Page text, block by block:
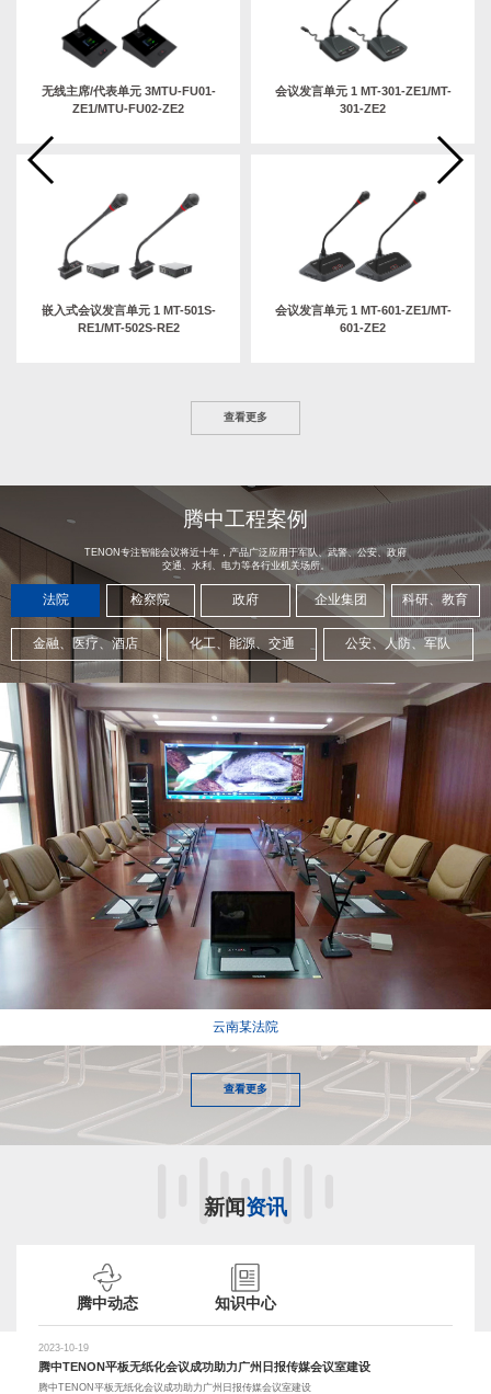
无线主席/代表单元 3MTU-FU01-
ZE1/MTU-FU02-ZE2
嵌入式会议发言单元 1 MT-501S-
RE1/MT-502S-RE2
会议发言单元 1 MT-301-ZE1/MT-
301-ZE2
会议发言单元 1 MT-601-ZE1/MT-
601-ZE2
查看更多
腾中工程案例
TENON专注智能会议将近十年，产品广泛应用于军队、武警、公安、政府
交通、水利、电力等各行业机关场所。
法院 检察院 政府 企业集团 科研、教育
金融、医疗、酒店 化工、能源、交通 公安、人防、军队
云南某法院
查看更多
新闻 资讯
腾中动态 知识中心
2023-10-19
腾中TENON平板无纸化会议成功助力广州日报传媒会议室建设
腾中TENON平板无纸化会议成功助力广州日报传媒会议室建设